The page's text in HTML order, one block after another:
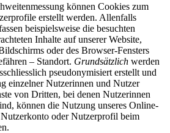
können Cookies zum
erstellt werden. Allenfalls
beispiels­weise die besuchten
Inhalte auf unserer Website,
oder des Browser-Fensters
– Standort. Grundsätzlich werden
pseudo­nymisiert erstellt und
einzelner Nutzerinnen und Nutzer
von Dritten, bei denen Nutzerinnen
können die Nutzung unseres Online-
oder Nutzerprofil beim